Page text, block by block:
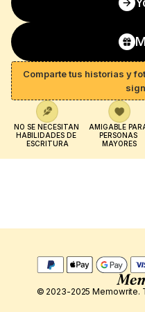
Comparte tus historias y
NO SE NECESITAN
HABILIDADES DE
ESCRITURA
AMIGABLE
PERSONAS
MAYORES
© 2023-2025 Memowrite.